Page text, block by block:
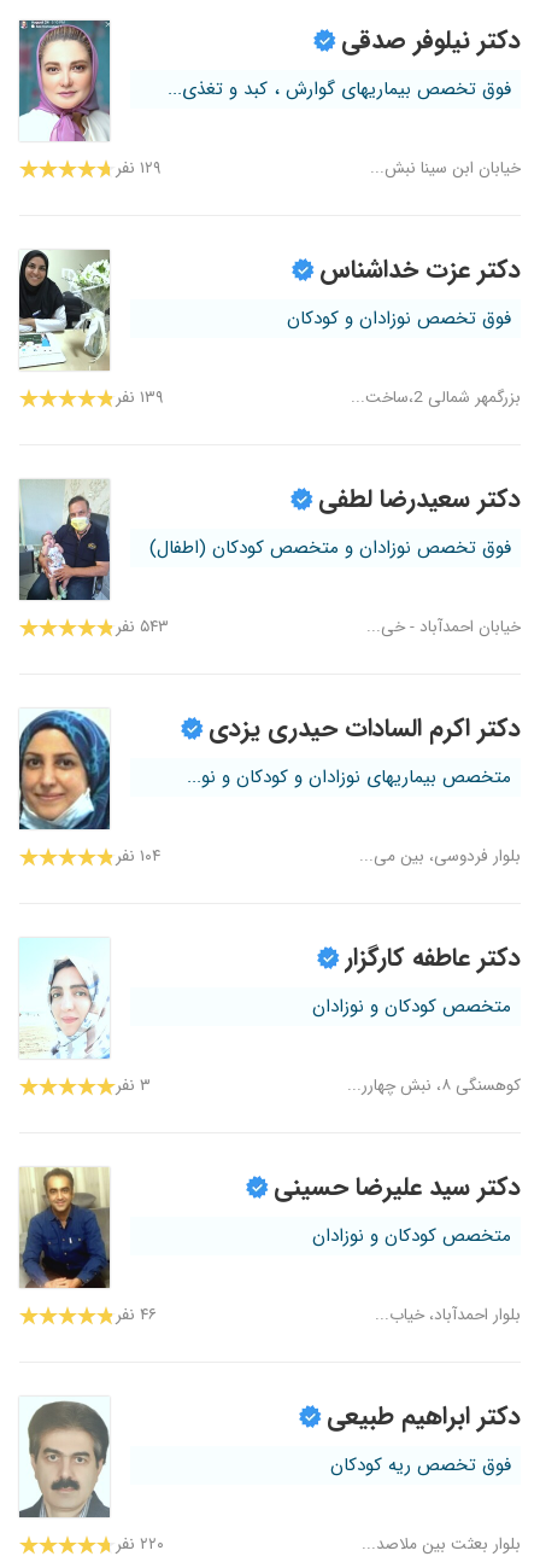
دکتر نیلوفر صدقی
فوق تخصص بیماریهای گوارش ، کبد و تغذی...
خیابان ابن سینا نبش... ۱۲۹ نفر
دکتر عزت خداشناس
فوق تخصص نوزادان و کودکان
بزرگمهر شمالی 2،ساخت... ۱۳۹ نفر
دکتر سعیدرضا لطفی
فوق تخصص نوزادان و متخصص کودکان (اطفال)
خیابان احمدآباد - خی... ۵۴۳ نفر
دکتر اکرم السادات حیدری یزدی
متخصص بیماریهای نوزادان و کودکان و نو...
بلوار فردوسی، بین می... ۱۰۴ نفر
دکتر عاطفه کارگزار
متخصص کودکان و نوزادان
کوهسنگی ۸، نبش چهارر... ۳ نفر
دکتر سید علیرضا حسینی
متخصص کودکان و نوزادان
بلوار احمدآباد، خیاب... ۴۶ نفر
دکتر ابراهیم طبیعی
فوق تخصص ریه کودکان
بلوار بعثت بین ملاصد... ۲۲۰ نفر